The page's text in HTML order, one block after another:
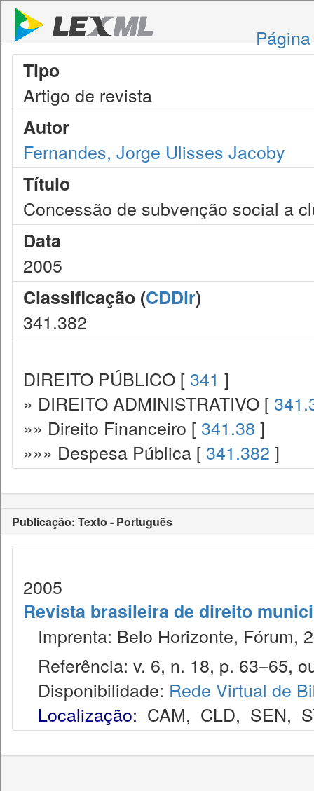
Tipo
Artigo de revista
Autor
Fernandes, Jorge Ulisses Jacoby
Título
Concessão de subvenção social a
Data
2005
Classificação (CDDir)
341.382
DIREITO PÚBLICO [ 341 ]
» DIREITO ADMINISTRATIVO [
»» Direito Financeiro [ 341.38 ]
»»» Despesa Pública [ 341.382 ]
Publicação: Texto - Português
2005
Revista brasileira de direito
Imprenta: Belo Horizonte, Fórum,
Referência: v. 6, n. 18, p. 63–65,
Disponibilidade: Rede Virtual de
Localização: CAM, CLD, SEN,